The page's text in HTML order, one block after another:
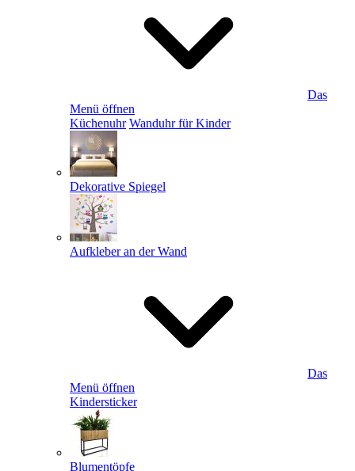
Das
Menü öffnen
Küchenuhr Wanduhr für Kinder
Dekorative Spiegel
Aufkleber an der Wand
Das
Menü öffnen
Kindersticker
Blumentöpfe